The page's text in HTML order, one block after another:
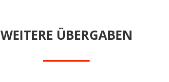
WEITERE ÜBERGABEN